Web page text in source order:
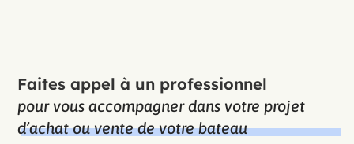
Faites appel à un professionnel
pour vous accompagner dans votre projet
d’achat ou vente de votre bateau